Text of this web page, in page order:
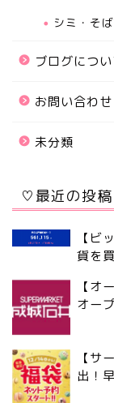
シミ・そ
ブログにつ
お問い合わせ
未分類
♡最近の投稿
【ビ
貨を
【オ
オー
【サ
出！